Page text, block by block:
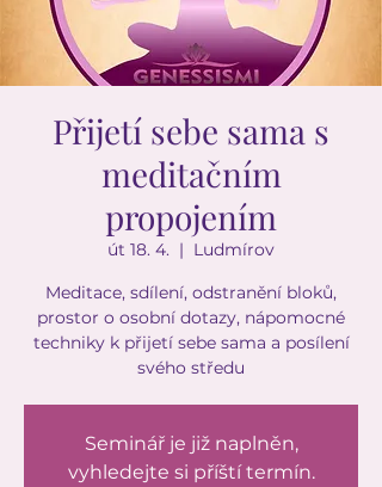
Přijetí sebe sama s
meditačním
propojením
út 18. 4.
  |
Ludmírov
Meditace, sdílení, odstranění bloků,
prostor o osobní dotazy, nápomocné
techniky k přijetí sebe sama a posílení
svého středu
Seminář je již naplněn,
vyhledejte si příští termín.